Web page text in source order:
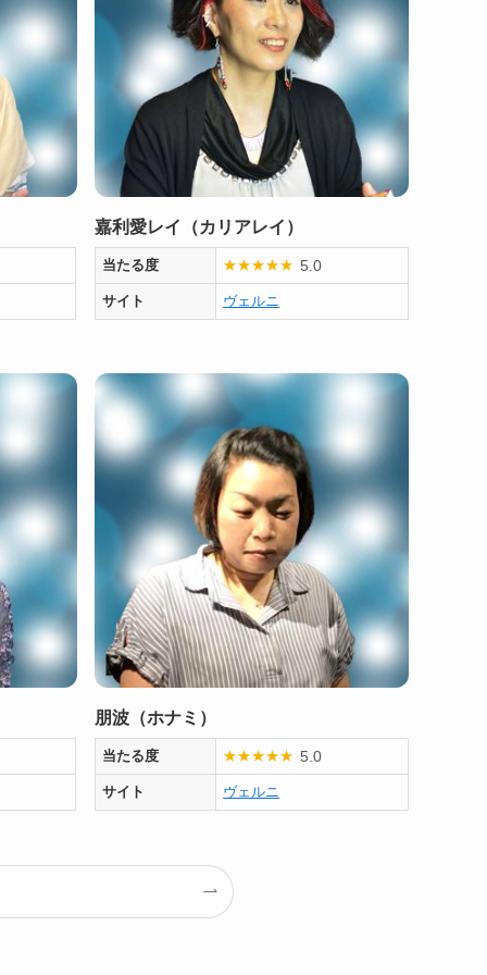
嘉利愛レイ（カリアレイ）
当たる度 ★★★★★ 5.0
サイト ヴェルニ
朋波（ホナミ）
当たる度 ★★★★★ 5.0
サイト ヴェルニ